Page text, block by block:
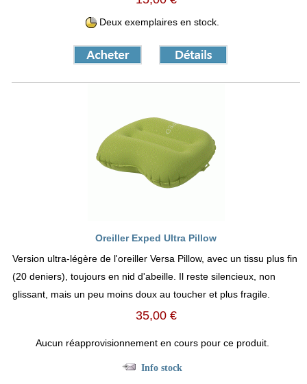
Deux exemplaires en stock.
Oreiller Exped Ultra Pillow
Version ultra-légère de l'oreiller Versa Pillow, avec un tissu plus fin
(20 deniers), toujours en nid d'abeille. Il reste silencieux, non
glissant, mais un peu moins doux au toucher et plus fragile.
35,00 €
Aucun réapprovisionnement en cours pour ce produit.
Info stock